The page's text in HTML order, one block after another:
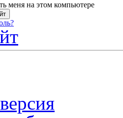
меня на этом компьютере